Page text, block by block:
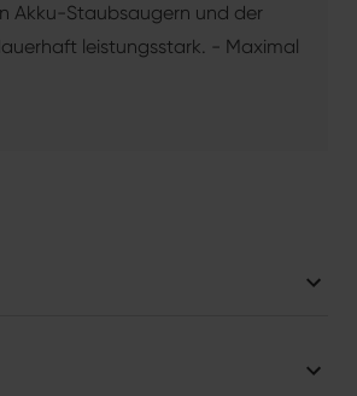
Akku-Staubsaugern und der
leistungsstark. - Maximal